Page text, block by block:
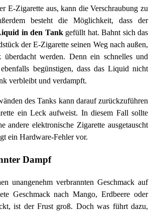
E-Zigarette aus, kann die Verschraubung zu
besteht die Möglichkeit, dass der
in den Tank gefüllt hat. Bahnt sich das
der E-Zigarette seinen Weg nach außen,
werden. Denn ein schnelles und
begünstigen, dass das Liquid nicht
verbleibt und verdampft.
des Tanks kann darauf zurückzuführen
ein Leck aufweist. In diesem Fall sollte
andere elektronische Zigarette ausgetauscht
ein Hardware-Fehler vor.
Dampf
unangenehm verbrannten Geschmack auf
Geschmack nach Mango, Erdbeere oder
ist der Frust groß. Doch was führt dazu,